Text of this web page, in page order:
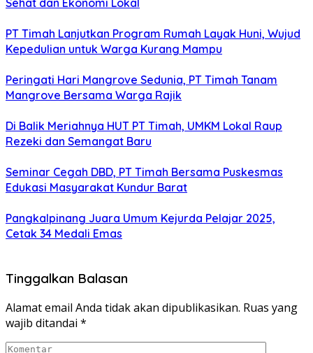
Sehat dan Ekonomi Lokal
PT Timah Lanjutkan Program Rumah Layak Huni, Wujud
Kepedulian untuk Warga Kurang Mampu
Peringati Hari Mangrove Sedunia, PT Timah Tanam
Mangrove Bersama Warga Rajik
Di Balik Meriahnya HUT PT Timah, UMKM Lokal Raup
Rezeki dan Semangat Baru
Seminar Cegah DBD, PT Timah Bersama Puskesmas
Edukasi Masyarakat Kundur Barat
Pangkalpinang Juara Umum Kejurda Pelajar 2025,
Cetak 34 Medali Emas
Tinggalkan Balasan
Alamat email Anda tidak akan dipublikasikan. Ruas yang
wajib ditandai *